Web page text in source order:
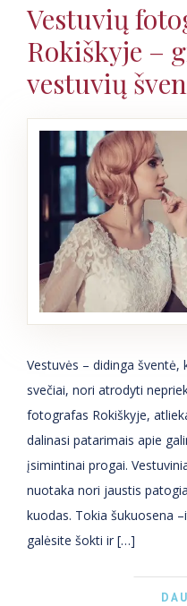
Vestuvių
Rokiškyje –
vestuvių
Vestuvės – didinga
svečiai, nori atrodyti
fotografas Rokiškyje,
dalinasi patarimais apie
įsimintinai progai.
nuotaka nori jaustis
kuodas. Tokia šukuosena
galėsite šokti ir […]